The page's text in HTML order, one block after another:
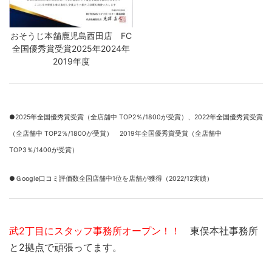
おそうじ本舗鹿児島西田店 FC
全国優秀賞受賞2025年2024年
2019年度
●2025年全国優秀賞受賞（全店舗中 TOP2％/1800が受賞）、 2022年全国優秀賞受賞
（全店舗中 TOP2％/1800が受賞） 2019年全国優秀賞受賞（全店舗中
TOP3％/1400が受賞）
●Ｇoogle口コミ評価数全国店舗中1位を店舗が獲得（2022/12実績）
武2丁目にスタッフ事務所オープン！！
東俣本社事務所
と2拠点で頑張ってます。